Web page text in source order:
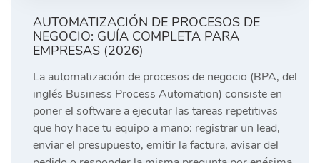
AUTOMATIZACIÓN DE PROCESOS DE
NEGOCIO: GUÍA COMPLETA PARA
EMPRESAS (2026)
La automatización de procesos de negocio (BPA, del
inglés Business Process Automation) consiste en
poner el software a ejecutar las tareas repetitivas
que hoy hace tu equipo a mano: registrar un lead,
enviar el presupuesto, emitir la factura, avisar del